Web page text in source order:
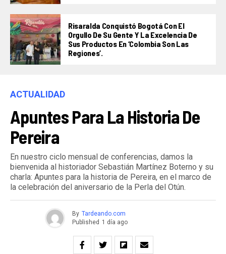
Risaralda Conquistó Bogotá Con El
Orgullo De Su Gente Y La Excelencia De
Sus Productos En ‘Colombia Son Las
Regiones’.
ACTUALIDAD
Apuntes Para La Historia De
Pereira
En nuestro ciclo mensual de conferencias, damos la
bienvenida al historiador Sebastián Martínez Boterno y su
charla: Apuntes para la historia de Pereira, en el marco de
la celebración del aniversario de la Perla del Otún.
By Tardeando.com
Published 1 día ago